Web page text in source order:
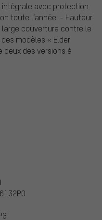
avec protection
toute l’année. - Hauteur
couverture contre le
modèles « Elder
ceux des versions à